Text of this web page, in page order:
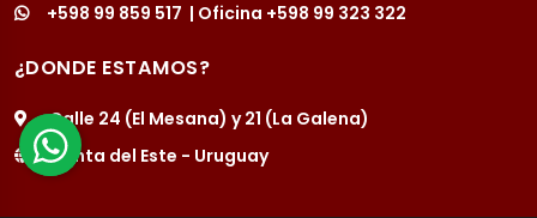
+598 99 859 517 | Oficina +598 99 323 322
¿DONDE ESTAMOS?
Calle 24 (El Mesana) y 21 (La Galena)
Punta del Este - Uruguay